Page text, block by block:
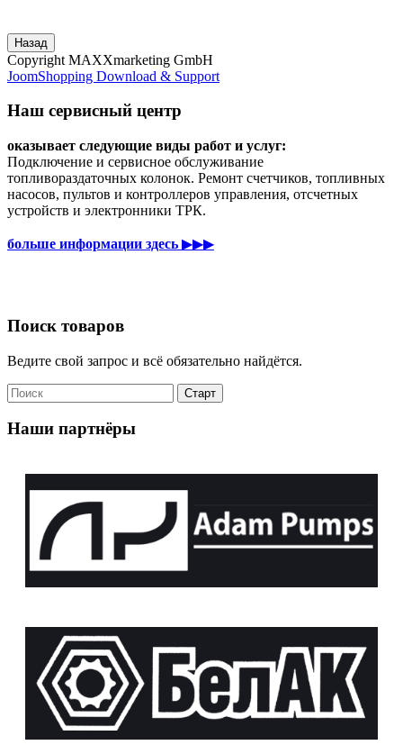
Copyright MAXXmarketing GmbH
JoomShopping Download & Support
Наш сервисный центр
оказывает следующие виды работ и услуг:
Подключение и сервисное обслуживание
топливораздаточных колонок. Ремонт счетчиков, топливных
насосов, пультов и контроллеров управления, отсчетных
устройств и электронники ТРК.
больше информации здесь ▶▶▶
Поиск товаров
Ведите свой запрос и всё обязательно найдётся.
Наши партнёры